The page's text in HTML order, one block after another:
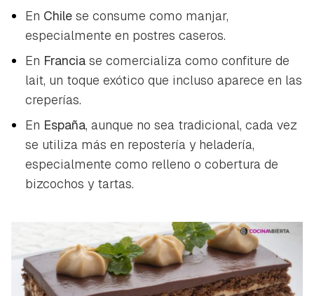
En Chile se consume como manjar,
especialmente en postres caseros.
En Francia se comercializa como confiture de
lait, un toque exótico que incluso aparece en las
creperías.
En España, aunque no sea tradicional, cada vez
se utiliza más en repostería y heladería,
especialmente como relleno o cobertura de
bizcochos y tartas.